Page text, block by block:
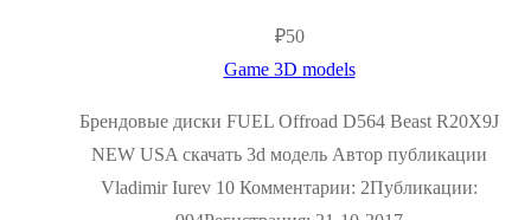
₽50
Game 3D models
Брендовые диски FUEL Offroad D564 Beast R20X9J
NEW USA скачать 3d модель Автор публикации
Vladimir Iurev 10 Комментарии: 2Публикации: